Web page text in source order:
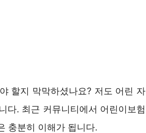
할지 막막하셨나요? 저도 어린 자
다. 최근 커뮤니티에서 어린이보험
충분히 이해가 됩니다.